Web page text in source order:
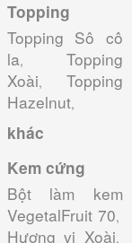
Topping
Topping Sô cô
la, Topping
Xoài, Topping
Hazelnut,
khác
Kem cứng
Bột làm kem
VegetalFruit 70,
Hương vị Xoài,